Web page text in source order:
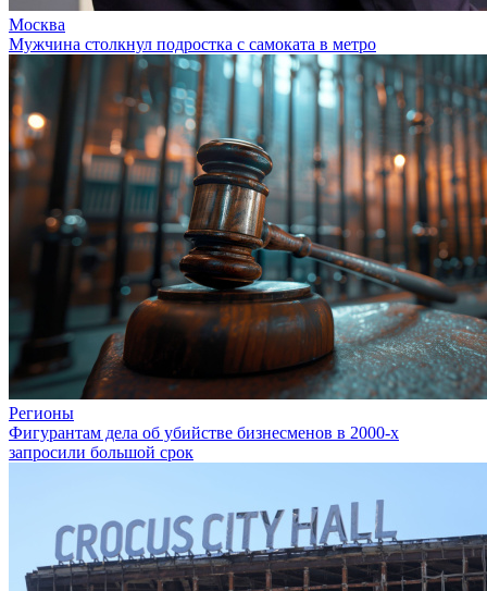
Москва
Мужчина столкнул подростка с самоката в метро
Регионы
Фигурантам дела об убийстве бизнесменов в 2000-х
запросили большой срок